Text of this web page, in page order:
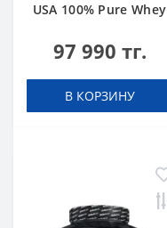
USA 100% Pure Whey
g
97 990 тг.
В КОРЗИНУ